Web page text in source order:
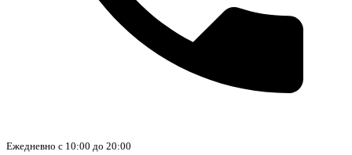
Ежедневно с 10:00 до 20:00